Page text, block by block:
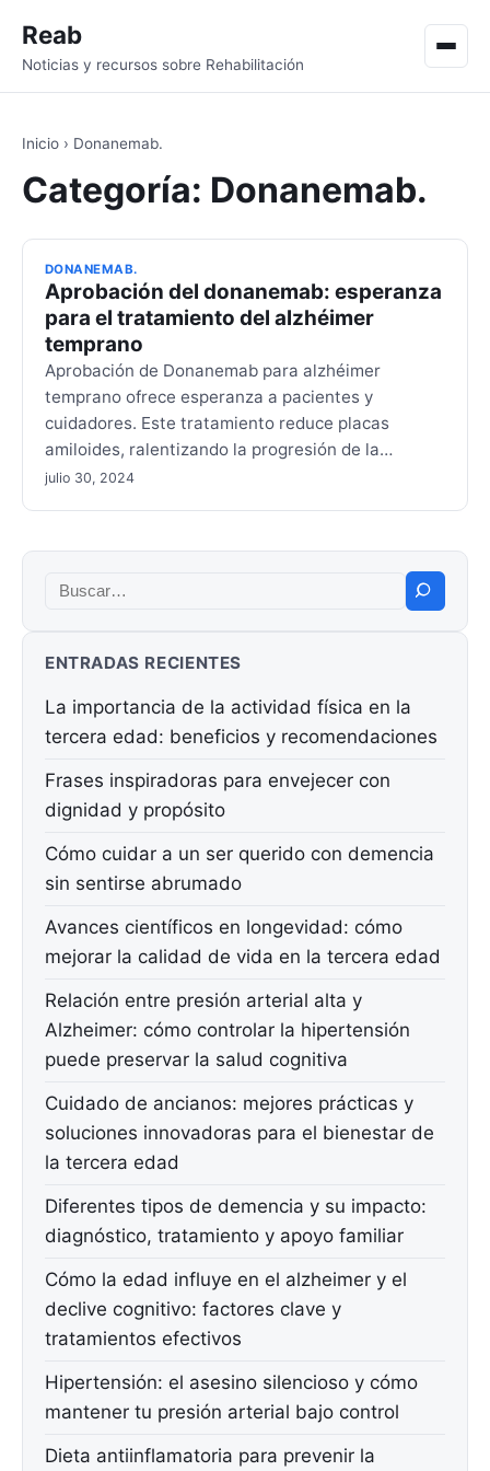
Reab
Noticias y recursos sobre Rehabilitación
Inicio › Donanemab.
Categoría: Donanemab.
DONANEMAB.
Aprobación del donanemab: esperanza
para el tratamiento del alzhéimer
temprano
Aprobación de Donanemab para alzhéimer
temprano ofrece esperanza a pacientes y
cuidadores. Este tratamiento reduce placas
amiloides, ralentizando la progresión de la…
julio 30, 2024
Buscar:
ENTRADAS RECIENTES
La importancia de la actividad física en la
tercera edad: beneficios y recomendaciones
Frases inspiradoras para envejecer con
dignidad y propósito
Cómo cuidar a un ser querido con demencia
sin sentirse abrumado
Avances científicos en longevidad: cómo
mejorar la calidad de vida en la tercera edad
Relación entre presión arterial alta y
Alzheimer: cómo controlar la hipertensión
puede preservar la salud cognitiva
Cuidado de ancianos: mejores prácticas y
soluciones innovadoras para el bienestar de
la tercera edad
Diferentes tipos de demencia y su impacto:
diagnóstico, tratamiento y apoyo familiar
Cómo la edad influye en el alzheimer y el
declive cognitivo: factores clave y
tratamientos efectivos
Hipertensión: el asesino silencioso y cómo
mantener tu presión arterial bajo control
Dieta antiinflamatoria para prevenir la